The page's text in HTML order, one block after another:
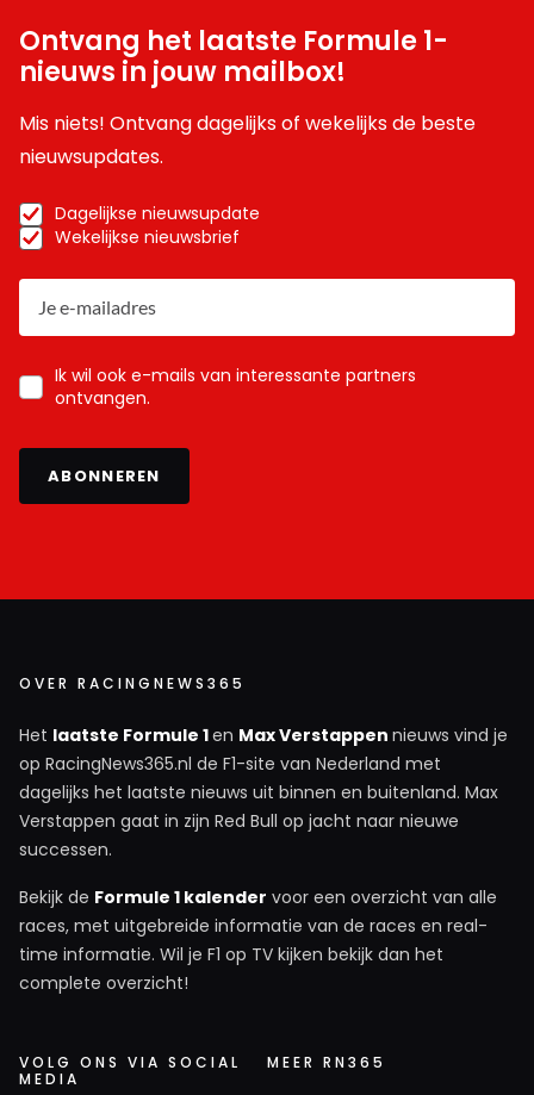
Ontvang het laatste Formule 1-
nieuws in jouw mailbox!
Mis niets! Ontvang dagelijks of wekelijks de beste
nieuwsupdates.
Dagelijkse nieuwsupdate
Wekelijkse nieuwsbrief
Ik wil ook e-mails van interessante partners
ontvangen.
ABONNEREN
OVER RACINGNEWS365
Het laatste Formule 1en Max Verstappen nieuws vind je
op RacingNews365.nl de F1-site van Nederland met
dagelijks het laatste nieuws uit binnen en buitenland. Max
Verstappen gaat in zijn Red Bull op jacht naar nieuwe
successen.
Bekijk de Formule 1 kalender voor een overzicht van alle
races, met uitgebreide informatie van de races en real-
time informatie. Wil je F1 op TV kijken bekijk dan het
complete overzicht!
VOLG ONS VIA SOCIAL
MEDIA
MEER RN365